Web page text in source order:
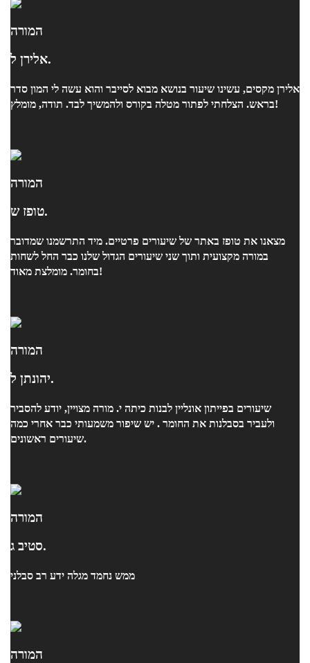
המורה
אלירן ל.
אלירן מקסים, עשינו שיעור בנושא מבוא לסייבר והוא עשה לי המון סדר
בראש. הצלחתי לפתור מטלה בקורס ולהמשיך לבד. תודה, מומלץ!
המורה
טופז ש.
מצאנו את טופז באתר של שיעורים פרטיים. מיד התרשמנו שמדובר
במורה מקצועית ותוך שני שיעורים הגדול שלנו כבר החל לשחות
בחומר. מומלצת מאוד!
המורה
יהונתן ל.
שיעורים בפייתון אונליין לבנות כיתה י. מורה מצויין, יודע להסביר
ולעביר בסבלנות את החומר . יש שיפור משמעותי כבר אחרי כמה
שיעורים ראשונים.
המורה
סטיב ג.
ממש נחמד מגלה ידע רב סבלני
המורה